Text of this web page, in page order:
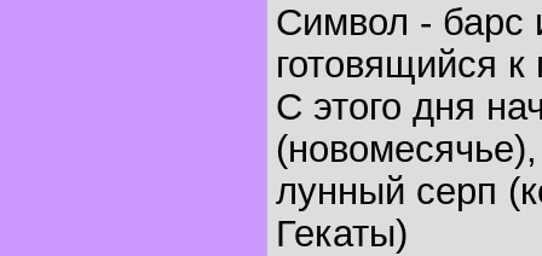
Символ - барс
готовящийся к
С этого дня
лунный серп
Гекаты)